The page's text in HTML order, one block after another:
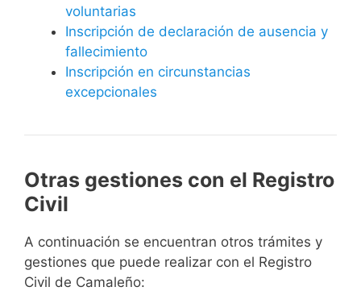
voluntarias
Inscripción de declaración de ausencia y
fallecimiento
Inscripción en circunstancias
excepcionales
Otras gestiones con el Registro
Civil
A continuación se encuentran otros trámites y
gestiones que puede realizar con el Registro
Civil de Camaleño: